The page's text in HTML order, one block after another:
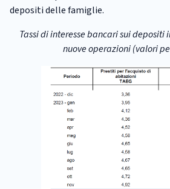
depositi delle famiglie.
Tassi di interesse bancari sui
nuove operazioni (valori